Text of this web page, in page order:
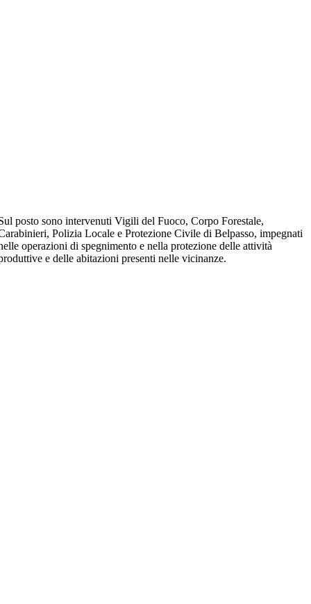
posto sono intervenuti Vigili del Fuoco, Corpo Forestale,
Polizia Locale e Protezione Civile di Belpasso, impegnati
operazioni di spegnimento e nella protezione delle attività
e delle abitazioni presenti nelle vicinanze.